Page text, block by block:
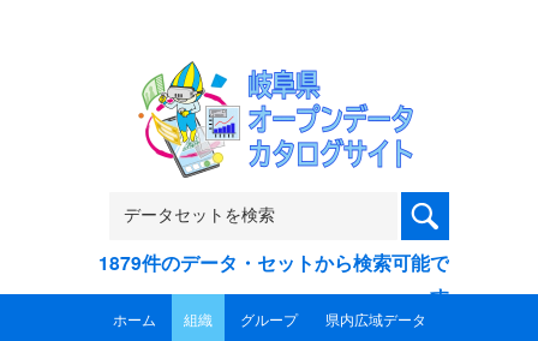
1879件のデータ・セットから検索可能で
す
ホーム 組織 グループ 県内広域データ